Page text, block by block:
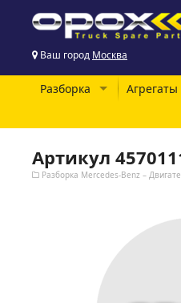
Ваш город Москва
Разборка Агрегаты
Артикул
Разборка Mercedes-Benz –